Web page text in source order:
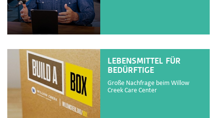
LEBENSMITTEL FÜR
BEDÜRFTIGE
Große Nachfrage beim Willow
Creek Care Center